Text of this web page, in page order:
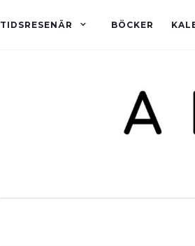
TIDSRESENÄR BÖCKER